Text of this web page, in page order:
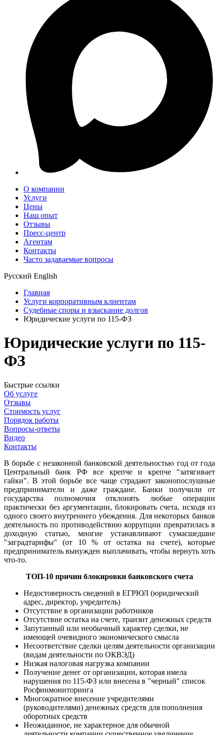
О компании
Услуги
Цены
Наш опыт
Отзывы
Пресс-центр
Агентам
Контакты
Часто задаваемые вопросы
Русский English
Главная
Услуги корпоративным клиентам
Судебные споры и взыскание долгов
Юридические услуги по 115-ФЗ
Юридические услуги по 115-
ФЗ
Быстрые ссылки
Об услуге
Отзывы
Стоимость услуг
Порядок работы
Вопросы-ответы
Видео
Контакты
В борьбе с незаконной банковской деятельностью год от года
Центральный банк РФ все крепче и крепче "затягивает
гайки". В этой борьбе все чаще страдают законопослушные
предприниматели и даже граждане. Банки получили от
государства полномочия отклонять любые операции
практически без аргументации, блокировать счета, исходя из
одного своего внутреннего убеждения. Для некоторых банков
деятельность по противодействию коррупции превратилась в
доходную статью, многие устанавливают сумасшедшие
"заградтарифы" (от 10 % от остатка на счете), которые
предприниматель вынужден выплачивать, чтобы вернуть хоть
что-то.
ТОП-10 причин блокировки банковского счета
Недостоверность сведений в ЕГРЮЛ (юридический
адрес, директор, учредитель)
Отсутствие в организации работников
Отсутствие остатка на счете, транзит денежных средств
Запутанный или необычный характер сделки, не
имеющей очевидного экономического смысла
Несоответствие сделки целям деятельности организации
(видам деятельности по ОКВЭД)
Низкая налоговая нагрузка компании
Получение денег от организации, которая имела
нарушения по 115-ФЗ или внесена в "черный" список
Росфинмониторинга
Многократное внесение учредителями
(руководителями) денежных средств для пополнения
оборотных средств
Неожиданное, не характерное для обычной